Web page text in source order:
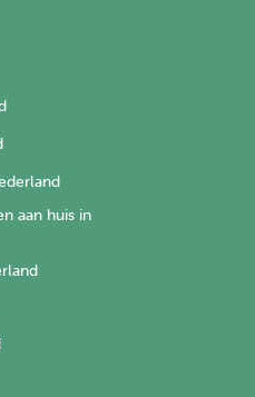
aan huis in